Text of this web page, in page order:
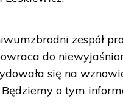
zespół
do
się na
o tym